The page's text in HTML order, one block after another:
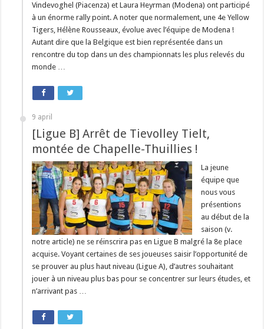
Vindevoghel (Piacenza) et Laura Heyrman (Modena) ont participé
à un énorme rally point. A noter que normalement, une 4e Yellow
Tigers, Hélène Rousseaux, évolue avec l’équipe de Modena !
Autant dire que la Belgique est bien représentée dans un
rencontre du top dans un des championnats les plus relevés du
monde …
9 april
[Ligue B] Arrêt de Tievolley Tielt,
montée de Chapelle-Thuillies !
La jeune
équipe que
nous vous
présentions
au début de la
saison (v.
notre article) ne se réinscrira pas en Ligue B malgré la 8e place
acquise. Voyant certaines de ses joueuses saisir l’opportunité de
se prouver au plus haut niveau (Ligue A), d’autres souhaitant
jouer à un niveau plus bas pour se concentrer sur leurs études, et
n’arrivant pas …